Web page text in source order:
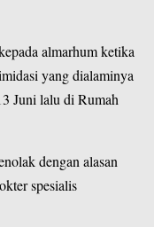
almarhum ketika
yang dialaminya
Juni lalu di Rumah
dengan alasan
spesialis